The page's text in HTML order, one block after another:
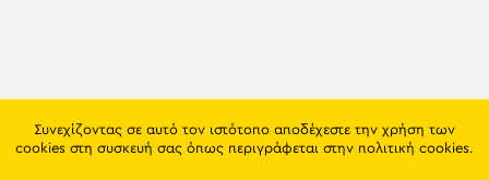
Συνεχίζοντας σε αυτό τον ιστότοπο αποδέχεστε την χρήση των
cookies στη συσκευή σας όπως περιγράφεται στην πολιτική cookies.